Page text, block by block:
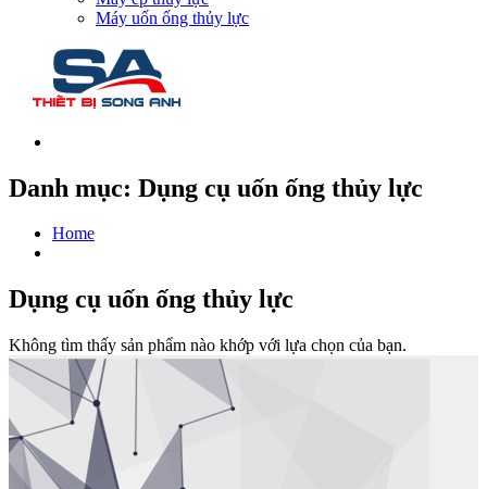
Máy uốn ống thủy lực
Danh mục: Dụng cụ uốn ống thủy lực
Home
Dụng cụ uốn ống thủy lực
Không tìm thấy sản phẩm nào khớp với lựa chọn của bạn.